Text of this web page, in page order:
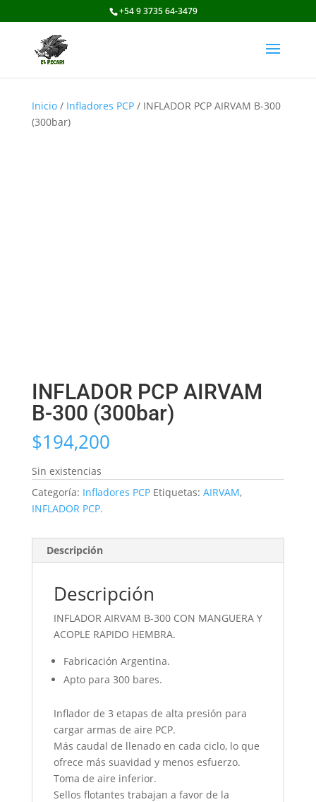
+54 9 3735 64-3479
Inicio/ Infladores PCP/ INFLADOR PCP AIRVAM B-300
(300bar)
INFLADOR PCP AIRVAM
B-300 (300bar)
$194,200
Sin existencias
Categoría: Infladores PCP Etiquetas: AIRVAM,
INFLADOR PCP.
Descripción
Descripción
INFLADOR AIRVAM B-300 CON MANGUERA Y
ACOPLE RAPIDO HEMBRA.
Fabricación Argentina.
Apto para 300 bares.
Inflador de 3 etapas de alta presión para
cargar armas de aire PCP.
Más caudal de llenado en cada ciclo, lo que
ofrece más suavidad y menos esfuerzo.
Toma de aire inferior.
Sellos flotantes trabajan a favor de la